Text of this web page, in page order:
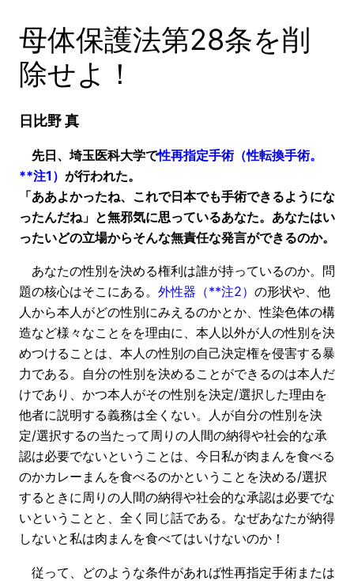
母体保護法第28条を削
除せよ！
日比野 真
先日、埼玉医科大学で性再指定手術（性転換手術。
**注1） が行われた。
「ああよかったね、これで日本でも手術できるようにな
ったんだね」と無邪気に思っているあなた。あなたはい
ったいどの立場からそんな無責任な発言ができるのか。
あなたの性別を決める権利は誰が持っているのか。問
題の核心はそこにある。 外性器（**注2） の形状や、他
人から本人がどの性別にみえるのかとか、性染色体の構
造など様々なことをを理由に、本人以外が人の性別を決
めつけることは、本人の性別の自己決定権を侵害する暴
力である。自分の性別を決めることができるのは本人だ
けであり、かつ本人がその性別を決定/選択した理由を
他者に説明する義務は全くない。人が自分の性別を決
定/選択するの当たって周りの人間の納得や社会的な承
認は必要でないということは、今日私が肉まんを食べる
のかカレーまんを食べるのかということを決める/選択
するときに周りの人間の納得や社会的な承認は必要でな
いということと、全く同じ話である。なぜあなたが納得
しないと私は肉まんを食べてはいけないのか！
従って、どのような条件があれば性再指定手術または